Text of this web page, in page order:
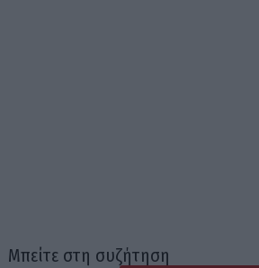
Μπείτε στη συζήτηση